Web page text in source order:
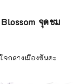
จุดชม
กลางเมืองซันดะ